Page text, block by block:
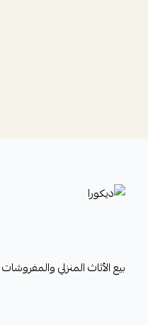
ديكورا
بيع الأثاث المنزلي